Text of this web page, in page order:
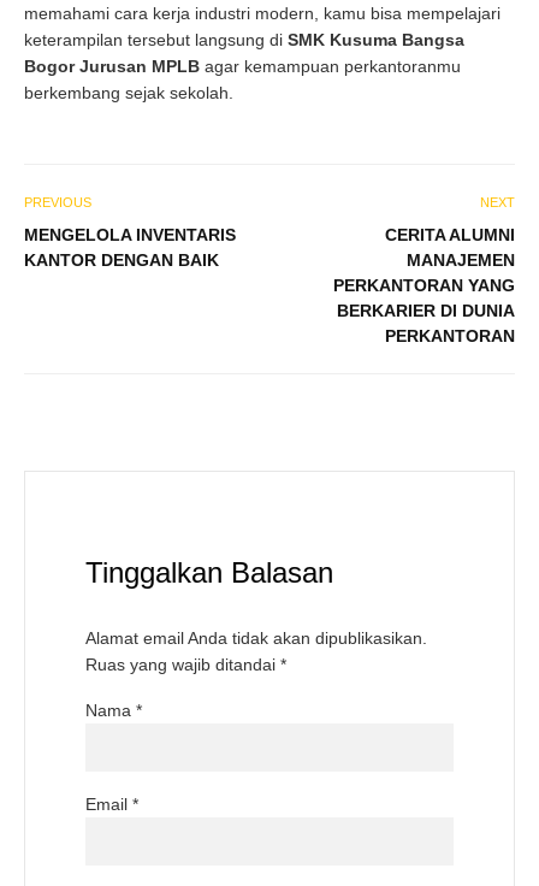
memahami cara kerja industri modern, kamu bisa mempelajari
keterampilan tersebut langsung di SMK Kusuma Bangsa
Bogor Jurusan MPLB agar kemampuan perkantoranmu
berkembang sejak sekolah.
PREVIOUS
MENGELOLA INVENTARIS
KANTOR DENGAN BAIK
NEXT
CERITA ALUMNI
MANAJEMEN
PERKANTORAN YANG
BERKARIER DI DUNIA
PERKANTORAN
Tinggalkan Balasan
Alamat email Anda tidak akan dipublikasikan.
Ruas yang wajib ditandai *
Nama *
Email *